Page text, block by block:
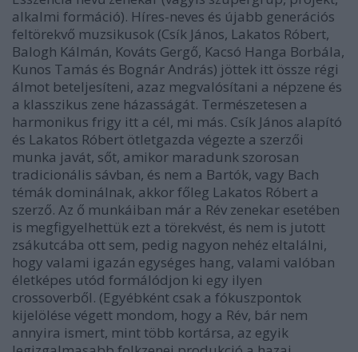
alkalmi formáció). Híres-neves és újabb generációs
feltörekvő muzsikusok (Csík János, Lakatos Róbert,
Balogh Kálmán, Kováts Gergő, Kacsó Hanga Borbála,
Kunos Tamás és Bognár András) jöttek itt össze régi
álmot beteljesíteni, azaz megvalósítani a népzene és
a klasszikus zene házasságát. Természetesen a
harmonikus frigy itt a cél, mi más. Csík János alapító
és Lakatos Róbert ötletgazda végezte a szerzői
munka javát, sőt, amikor maradunk szorosan
tradicionális sávban, és nem a Bartók, vagy Bach
témák dominálnak, akkor főleg Lakatos Róbert a
szerző. Az ő munkáiban már a Rév zenekar esetében
is megfigyelhettük ezt a törekvést, és nem is jutott
zsákutcába ott sem, pedig nagyon nehéz eltalálni,
hogy valami igazán egységes hang, valami valóban
életképes utód formálódjon ki egy ilyen
crossoverből. (Egyébként csak a fókuszpontok
kijelölése végett mondom, hogy a Rév, bár nem
annyira ismert, mint több kortársa, az egyik